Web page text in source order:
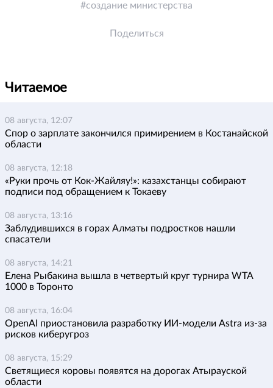
создание министерства
Поделиться
Читаемое
08 августа, 12:07
Спор о зарплате закончился примирением в Костанайской
области
08 августа, 12:18
«Руки прочь от Кок-Жайляу!»: казахстанцы собирают
подписи под обращением к Токаеву
08 августа, 13:16
Заблудившихся в горах Алматы подростков нашли
спасатели
08 августа, 14:21
Елена Рыбакина вышла в четвертый круг турнира WTA
1000 в Торонто
08 августа, 16:04
OpenAI приостановила разработку ИИ-модели Astra из-за
рисков киберугроз
08 августа, 15:29
Светящиеся коровы появятся на дорогах Атырауской
области